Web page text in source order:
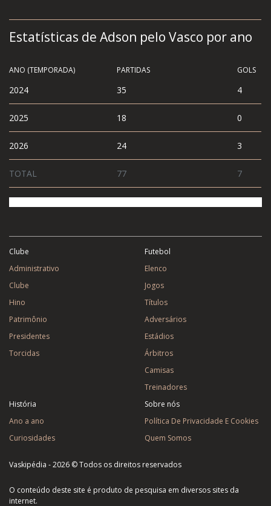
Estatísticas de Adson pelo Vasco por ano
ANO (TEMPORADA)
2024
2025
2026
TOTAL
PARTIDAS GOLS
35 4
18 0
24 3
77 7
Clube
Administrativo
Clube
Hino
Patrimônio
Presidentes
Torcidas
Futebol
Elenco
Jogos
Títulos
Adversários
Estádios
Árbitros
Camisas
Treinadores
História
Ano a ano
Curiosidades
Sobre nós
Política De Privacidade E Cookies
Quem Somos
Vaskipédia - 2026 © Todos os direitos reservados
O conteúdo deste site é produto de pesquisa em diversos sites da
internet.